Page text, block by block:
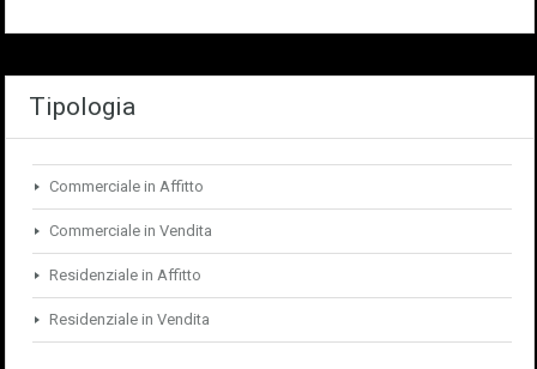
Tipologia
Commerciale in Affitto
Commerciale in Vendita
Residenziale in Affitto
Residenziale in Vendita